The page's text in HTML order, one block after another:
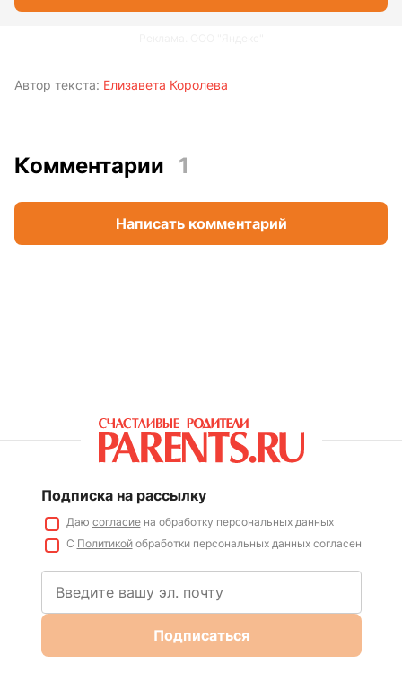
Автор текста: Елизавета Королева
Комментарии 1
Написать комментарий
Подписка на рассылку
Даю согласиена обработку персональных данных
С Политикойобработки персональных данных согласен
Подписаться